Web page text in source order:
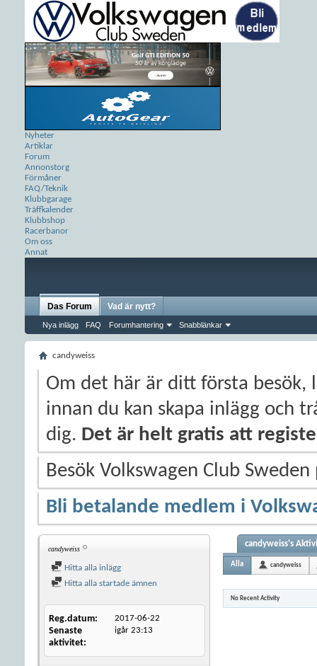
Nyheter
Artiklar
Forum
Annonstorg
Förmåner
FAQ/Teknik
Klubbgarage
Träffkalender
Klubbshop
Racerbanor
Om oss
Annat
Das Forum
Nya inlägg FAQ Forumhantering Snabblänkar
Vad är nytt?
candyweiss
Om det här är ditt första besök,
innan du kan skapa inlägg och
dig. Det är helt gratis att
Besök Volkswagen Club
Bli betalande medlem i
candyweiss
Hitta alla inlägg
Hitta alla startade ämnen
Reg.datum 2017-06-22
Senaste
aktivitet
igår 23:13
candyweiss's
Alla candyweiss
No Recent Activity